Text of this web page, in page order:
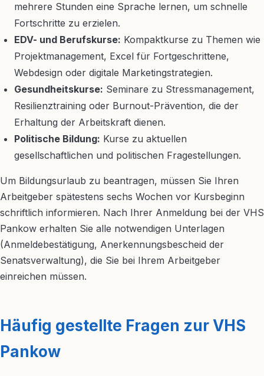
mehrere Stunden eine Sprache lernen, um schnelle
Fortschritte zu erzielen.
EDV- und Berufskurse: Kompaktkurse zu Themen wie
Projektmanagement, Excel für Fortgeschrittene,
Webdesign oder digitale Marketingstrategien.
Gesundheitskurse: Seminare zu Stressmanagement,
Resilienztraining oder Burnout-Prävention, die der
Erhaltung der Arbeitskraft dienen.
Politische Bildung: Kurse zu aktuellen
gesellschaftlichen und politischen Fragestellungen.
Um Bildungsurlaub zu beantragen, müssen Sie Ihren
Arbeitgeber spätestens sechs Wochen vor Kursbeginn
schriftlich informieren. Nach Ihrer Anmeldung bei der VHS
Pankow erhalten Sie alle notwendigen Unterlagen
(Anmeldebestätigung, Anerkennungsbescheid der
Senatsverwaltung), die Sie bei Ihrem Arbeitgeber
einreichen müssen.
Häufig gestellte Fragen zur VHS
Pankow